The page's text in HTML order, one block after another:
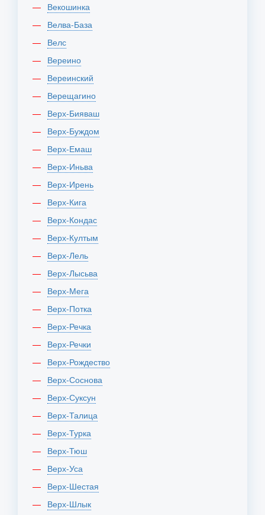
Векошинка
Велва-База
Велс
Вереино
Вереинский
Верещагино
Верх-Бияваш
Верх-Буждом
Верх-Емаш
Верх-Иньва
Верх-Ирень
Верх-Кига
Верх-Кондас
Верх-Култым
Верх-Лель
Верх-Лысьва
Верх-Мега
Верх-Потка
Верх-Речка
Верх-Речки
Верх-Рождество
Верх-Соснова
Верх-Суксун
Верх-Талица
Верх-Турка
Верх-Тюш
Верх-Уса
Верх-Шестая
Верх-Шлык